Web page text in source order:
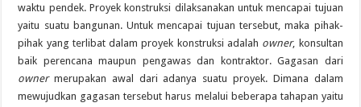
waktu pendek. Proyek konstruksi dilaksanakan untuk mencapai tujuan
yaitu suatu bangunan. Untuk mencapai tujuan tersebut, maka pihak-
pihak yang terlibat dalam proyek konstruksi adalah owner, konsultan
baik perencana maupun pengawas dan kontraktor. Gagasan dari
ownermerupakan awal dari adanya suatu proyek. Dimana dalam
mewujudkan gagasan tersebut harus melalui beberapa tahapan yaitu